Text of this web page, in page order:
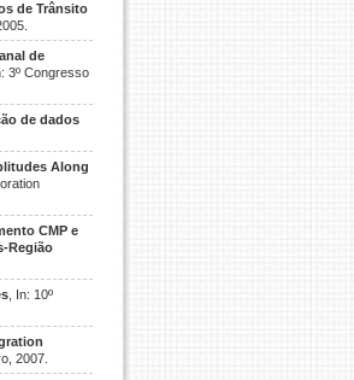
de Trânsito
de
3º Congresso
de dados
Along
CMP e
Região
, In: 10º
2007.